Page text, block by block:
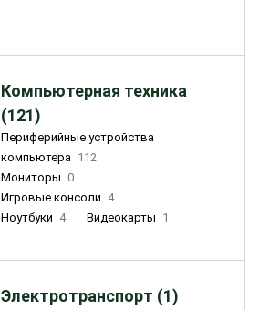
Компьютерная техника
(121)
Периферийные устройства
компьютера 112
Мониторы 0
Игровые консоли 4
Ноутбуки 4 Видеокарты 1
Электротранспорт (1)